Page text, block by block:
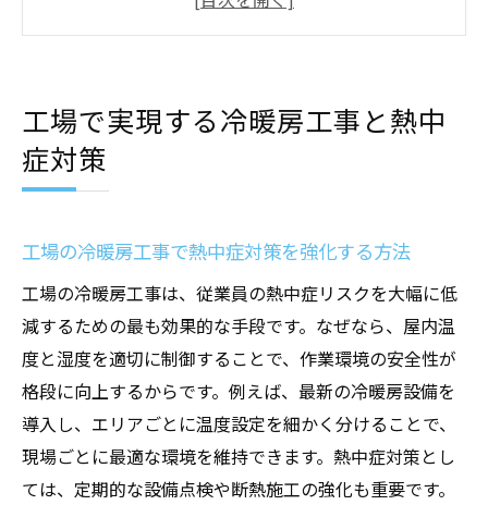
工場の換気設備が生産性向上に役立つ理由
法令遵守とコストを両立させた設備導入術
工場の空調設備と換気設備の基本的な役割
冷暖房工事による温度調整と空気環境の違
い
空調設備の目的と換気設備の必要性につい
て
工場空調システム選びで失敗しないコツ
店舗設計時に考慮すべき設備の違いとポイ
工場で実現する冷暖房工事と熱中
症対策
工場の冷暖房工事で熱中症対策を強化する方法
工場の冷暖房工事は、従業員の熱中症リスクを大幅に低
減するための最も効果的な手段です。なぜなら、屋内温
度と湿度を適切に制御することで、作業環境の安全性が
格段に向上するからです。例えば、最新の冷暖房設備を
導入し、エリアごとに温度設定を細かく分けることで、
現場ごとに最適な環境を維持できます。熱中症対策とし
ては、定期的な設備点検や断熱施工の強化も重要です。